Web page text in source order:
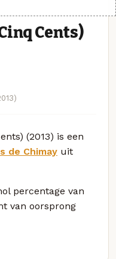
Cents)
(2013) is een
de Chimay uit
percentage van
van oorsprong